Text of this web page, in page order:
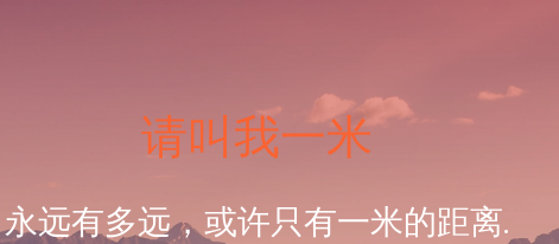
请叫我一米
永远有多远，或许只有一米的距离.